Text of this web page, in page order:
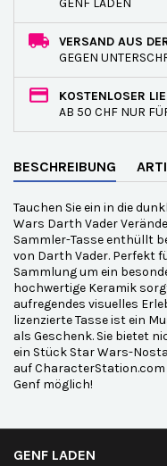
GENF LADEN
VERSAND AUS
GEGEN
KOSTENLOSER
AB 50 CHF NUR
BESCHREIBUNG
Tauchen Sie ein in die
Wars Darth Vader
Sammler-Tasse enthüllt
von Darth Vader. Perfekt
Sammlung um ein
hochwertige Keramik
aufregendes visuelles
lizenzierte Tasse ist ein
als Geschenk. Sie bietet
ein Stück Star Wars-
auf
Genf möglich!
GENF LADEN